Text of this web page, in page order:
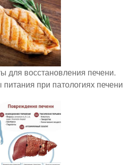
для восстановления печени.
при патологиях печени